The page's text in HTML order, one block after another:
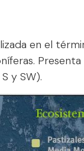
en el
y SW).